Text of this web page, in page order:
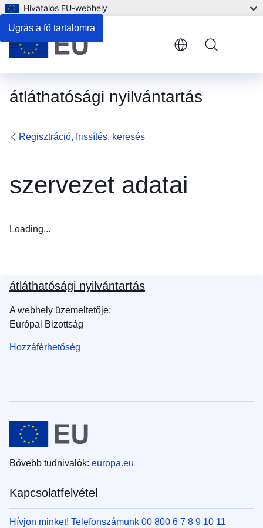
Ugrás a fő tartalomra
Hivatalos EU-webhely
átláthatósági nyilvántartás
Menu
Regisztráció, frissítés, keresés
szervezet adatai
Loading...
átláthatósági nyilvántartás
A webhely üzemeltetője:
Európai Bizottság
Hozzáférhetőség
Bővebb tudnivalók: europa.eu
Kapcsolatfelvétel
Hívjon minket! Telefonszámunk 00 800 6 7 8 9 10 11